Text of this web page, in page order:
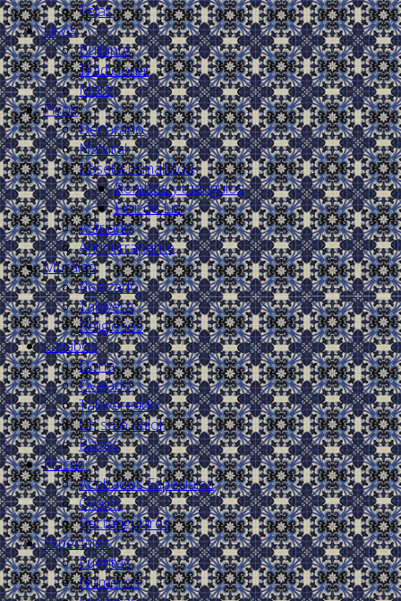
Tejas
Lisos
Brillante
Tradicional
Mate
Pisos
Decorado
Natural
Loseta Esmaltada
Rombos y triángulos
Flor de Liz
Astriado
Antiderrapante
Murales
Realzado
Talavera
Religiosos
Lavabos
Dona
Ovalado
Talavereado
Un solo color
Bases
Placas
Acabados Especiales
Ovalos
Rectángulares
Especiales
Fuentes
Números